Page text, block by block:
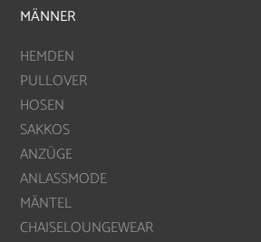
MÄNNER
HEMDEN
PULLOVER
HOSEN
SAKKOS
ANZÜGE
ANLASSMODE
MÄNTEL
CHAISELOUNGEWEAR